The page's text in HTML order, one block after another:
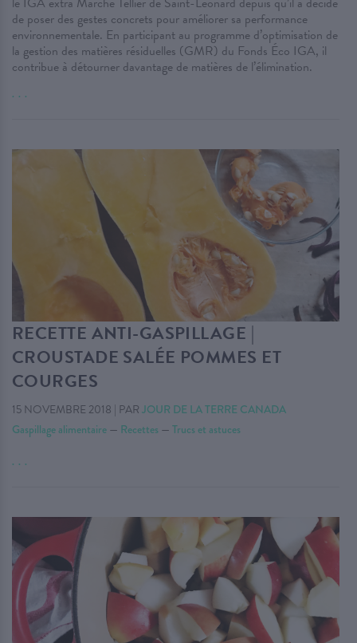
de poser des gestes concrets pour améliorer sa performance
environnementale. En participant au programme d’optimisation de
la gestion des matières résiduelles (GMR) du Fonds Éco IGA, il
contribue à détourner davantage de matières de l’élimination.
. . .
RECETTE ANTI-GASPILLAGE |
CROUSTADE SALÉE POMMES ET
COURGES
15 NOVEMBRE 2018 | PAR JOUR DE LA TERRE CANADA
Gaspillage alimentaire — Recettes — Trucs et astuces
. . .